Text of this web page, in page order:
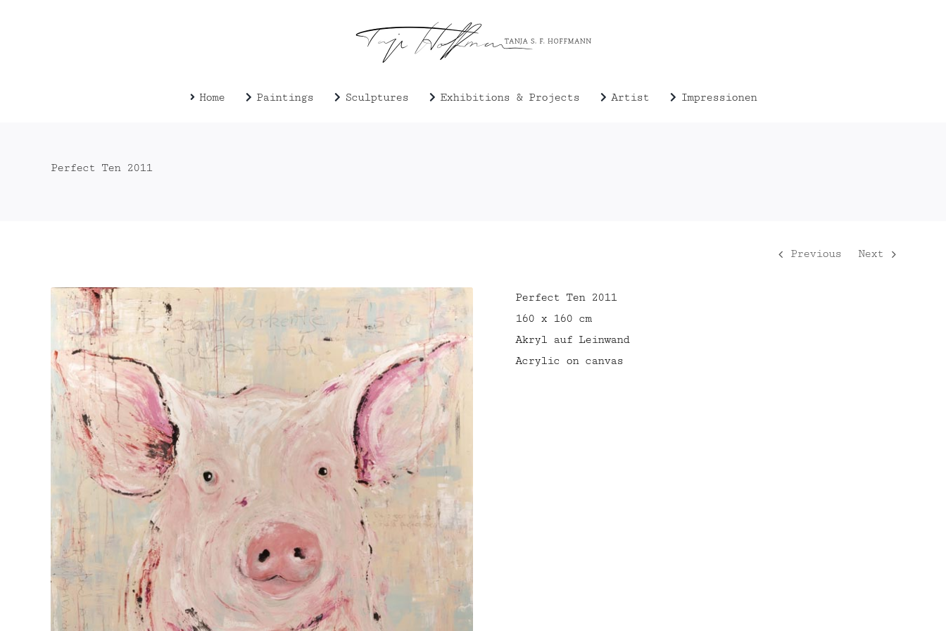
Home Paintings Sculptures Exhibitions & Projects Artist Impressionen
Perfect Ten 2011
Previous Next
Perfect Ten 2011
160 x 160 cm
Akryl auf Leinwand
Acrylic on canvas